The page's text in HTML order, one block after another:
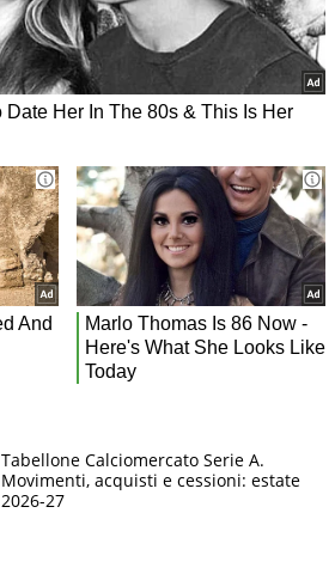
Tabellone Calciomercato Serie A.
Movimenti, acquisti e cessioni: estate
2026-27